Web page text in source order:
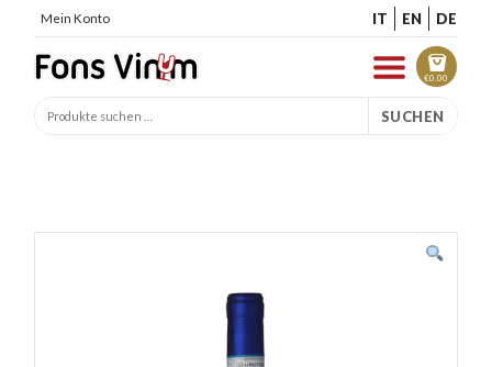
Mein Konto IT EN DE
€0.00
SUCHEN